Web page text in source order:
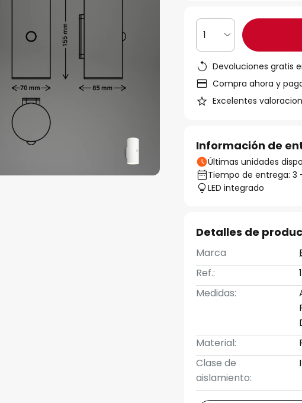
1
Devoluciones gratis
Compra ahora y
Excelentes
Información de
Últimas unidades
Tiempo de entrega: 3
LED integrado
Detalles de
Marca
Ref.:
Medidas:
Material:
Clase de
aislamiento: